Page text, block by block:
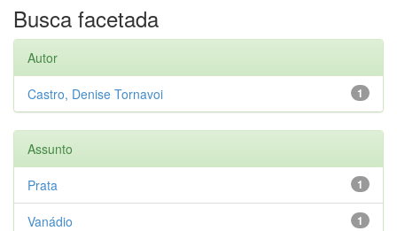
Busca facetada
Autor
1
Castro, Denise Tornavoi
Assunto
1
Prata
1
Vanádio